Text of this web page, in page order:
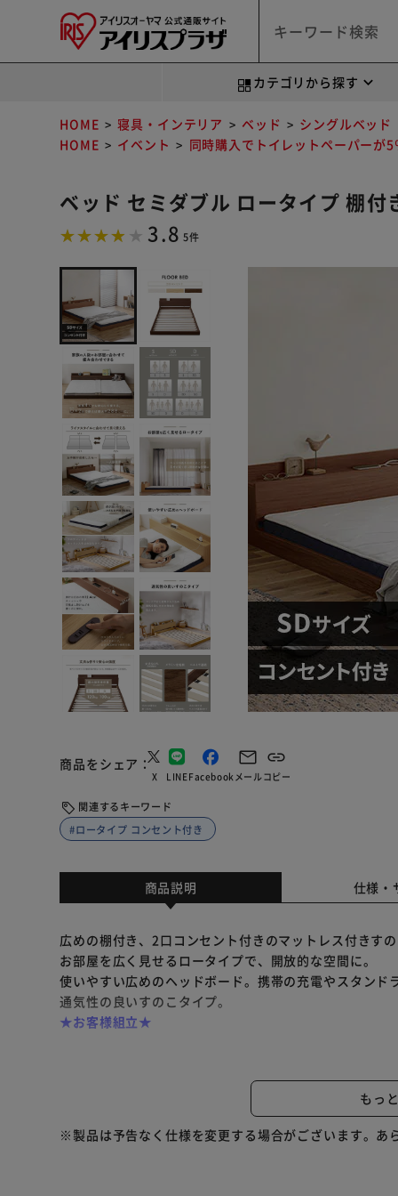
カテゴリから探す
HOME 寝具・インテリア ベッド
シングルベッド
HOME
イベント 同時購入でトイレットペーパーが
ベッド セミダブル ロータイプ 棚
3.8 5件
商品をシェア
X LINEFacebook メールコピー
関連するキーワード
#ロータイプ コンセント付き
商品説明 仕様・
広めの棚付き、2口コンセント付きのマットレス付きす
お部屋を広く見せるロータイプで、開放的な空間に。
使いやすい広めのヘッドボード。携帯の充電やスタン
通気性の良いすのこタイプ。
★お客様組立★
安定感のある寝心地のボンネルコイル。
弾力性があり、反発力が高く寝返りをしやすくします。
もっ
※製品は予告なく仕様を変更する場合がございます。あ